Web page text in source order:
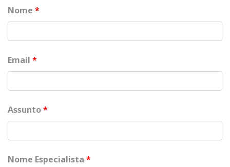
Nome *
Email *
Assunto*
Nome Especialista *